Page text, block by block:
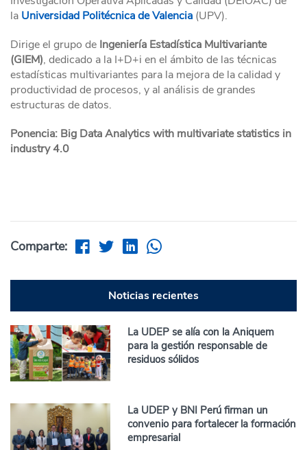
la Universidad Politécnica de Valencia (UPV).
Dirige el grupo de Ingeniería Estadística Multivariante
(GIEM), dedicado a la I+D+i en el ámbito de las técnicas
estadísticas multivariantes para la mejora de la calidad y
productividad de procesos, y al análisis de grandes
estructuras de datos.
Ponencia: Big Data Analytics with multivariate statistics in
industry 4.0
Comparte:
Noticias recientes
La UDEP se alía con la Aniquem
para la gestión responsable de
residuos sólidos
La UDEP y BNI Perú firman un
convenio para fortalecer la formación
empresarial